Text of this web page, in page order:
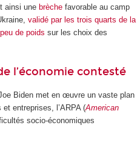
ainsi une brèchefavorable au camp
validé par les trois quarts de la
peu de poids sur les choix des
l’économie contesté
Biden met en œuvre un vaste plan
entreprises, l’ARPA (American
socio-économiques